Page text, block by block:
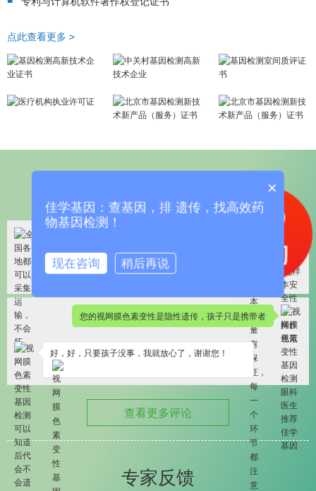
点此查看更多 >
实验室已经检测过样本了，合格，没问题的
您的视网膜色素变性是隐性遗传，孩子只是携带者
好，好，只要孩子没事，我就放心了，谢谢您！
查看更多评论
专家反馈
×
佳学基因：查基因，排 遗传，找高效药
物基因检测！
现在咨询 稍后再说